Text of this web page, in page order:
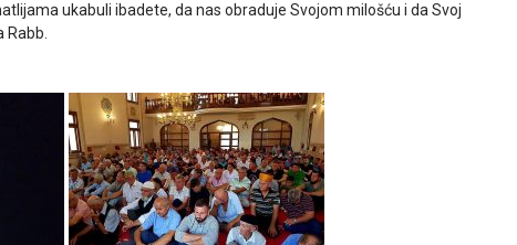
ukabuli ibadete, da nas obraduje Svojom milošću i da Svoj